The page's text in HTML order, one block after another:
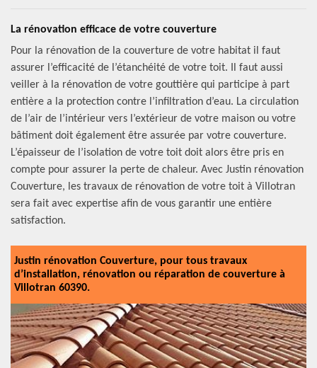
La rénovation efficace de votre couverture
Pour la rénovation de la couverture de votre habitat il faut
assurer l’efficacité de l’étanchéité de votre toit. Il faut aussi
veiller à la rénovation de votre gouttière qui participe à part
entière a la protection contre l’infiltration d’eau. La circulation
de l’air de l’intérieur vers l’extérieur de votre maison ou votre
bâtiment doit également être assurée par votre couverture.
L’épaisseur de l’isolation de votre toit doit alors être pris en
compte pour assurer la perte de chaleur. Avec Justin rénovation
Couverture, les travaux de rénovation de votre toit à Villotran
sera fait avec expertise afin de vous garantir une entière
satisfaction.
Justin rénovation Couverture, pour tous travaux
d’installation, rénovation ou réparation de couverture à
Villotran 60390.